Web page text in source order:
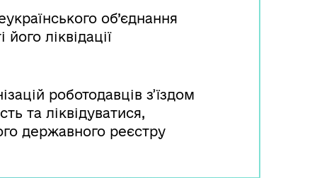
об’єднання
ліквідації
роботодавців з’їздом
та ліквідуватися,
державного реєстру